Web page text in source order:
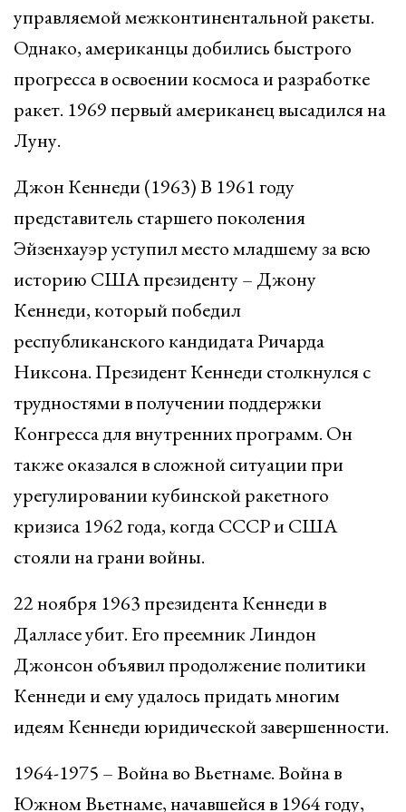
управляемой межконтинентальной ракеты.
Однако, американцы добились быстрого
прогресса в освоении космоса и разработке
ракет. 1969 первый американец высадился на
Луну.
Джон Кеннеди (1963) В 1961 году
представитель старшего поколения
Эйзенхауэр уступил место младшему за всю
историю США президенту – Джону
Кеннеди, который победил
республиканского кандидата Ричарда
Никсона. Президент Кеннеди столкнулся с
трудностями в получении поддержки
Конгресса для внутренних программ. Он
также оказался в сложной ситуации при
урегулировании кубинской ракетного
кризиса 1962 года, когда СССР и США
стояли на грани войны.
22 ноября 1963 президента Кеннеди в
Далласе убит. Его преемник Линдон
Джонсон объявил продолжение политики
Кеннеди и ему удалось придать многим
идеям Кеннеди юридической завершенности.
1964-1975 – Война во Вьетнаме. Война в
Южном Вьетнаме, начавшейся в 1964 году,